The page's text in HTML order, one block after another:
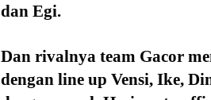
dan Egi.
Dan rivalnya team Gacor
dengan line up Vensi, Ike,